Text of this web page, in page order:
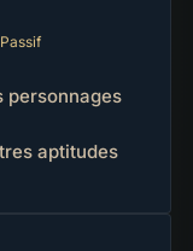
Passif
personnages
aptitudes